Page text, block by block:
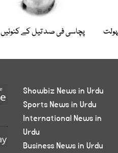
پچاسی فی صد تیل کے کنوئیں
Showbiz News in Urdu
Sports News in Urdu
International News in
Urdu
Business News in Urdu